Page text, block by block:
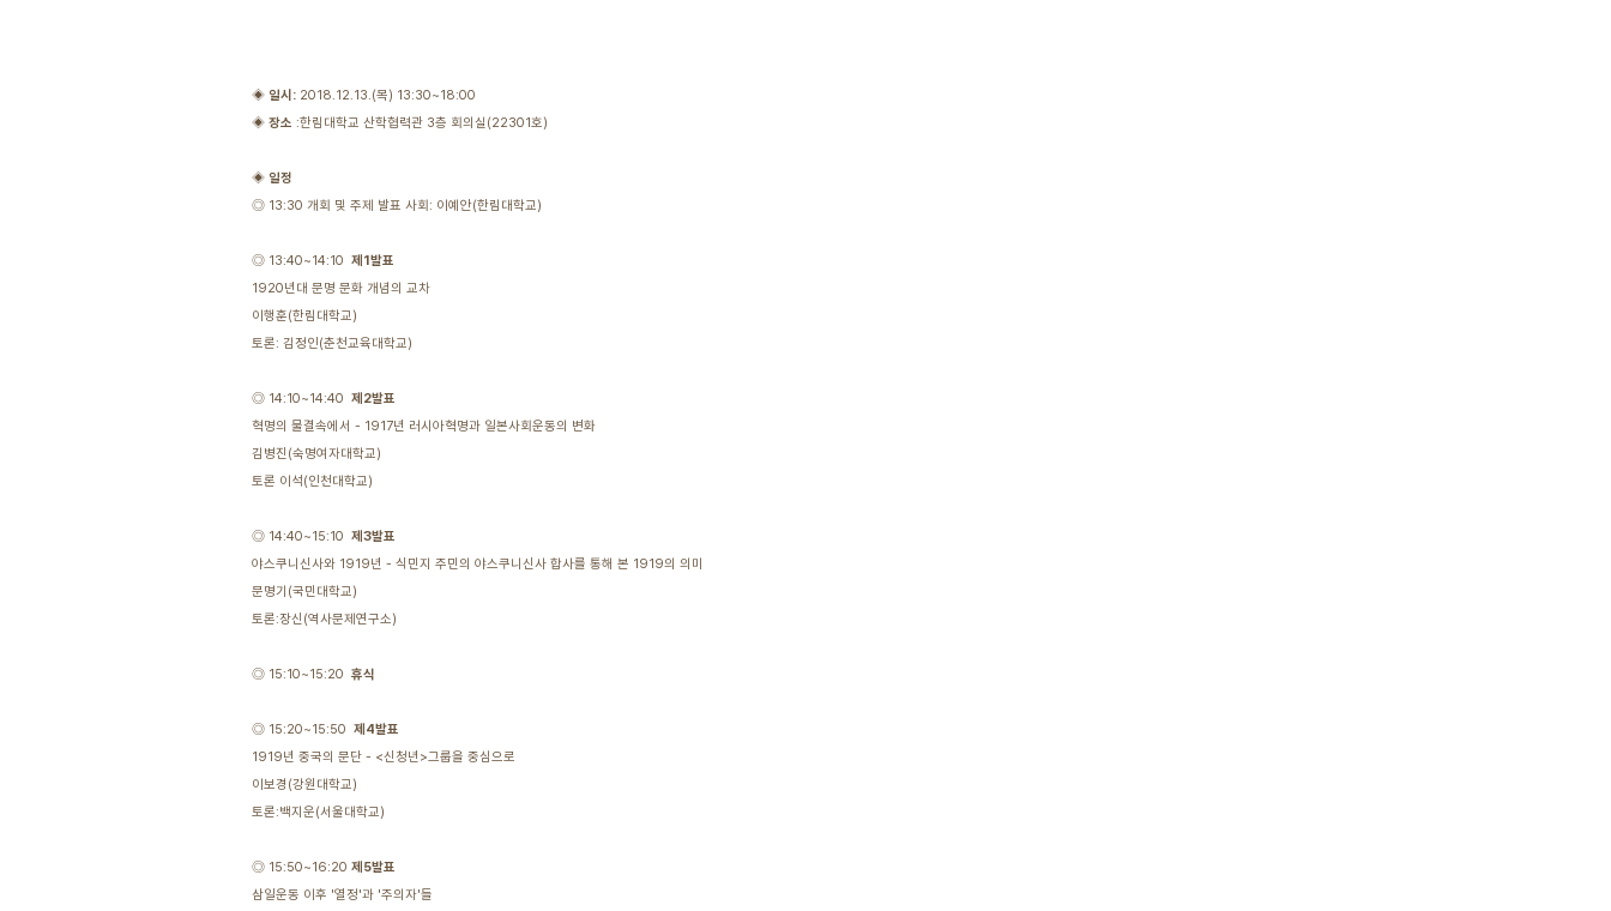
◈ 일시: 2018.12.13.(목) 13:30~18:00
◈ 장소 :한림대학교 산학협력관 3층 회의실(22301호)
◈ 일정
◎ 13:30 개회 및 주제 발표 사회: 이예안(한림대학교)
◎ 13:40~14:10 제1발표
1920년대 문명 문화 개념의 교차
이행훈(한림대학교)
토론: 김정인(춘천교육대학교)
◎ 14:10~14:40 제2발표
혁명의 물결속에서 - 1917년 러시아혁명과 일본사회운동의 변화
김병진(숙명여자대학교)
토론 이석(인천대학교)
◎ 14:40~15:10 제3발표
야스쿠니신사와 1919년 - 식민지 주민의 야스쿠니신사 합사를 통해 본 1919의 의미
문명기(국민대학교)
토론:장신(역사문제연구소)
◎ 15:10~15:20 휴식
◎ 15:20~15:50 제4발표
1919년 중국의 문단 - <신청년>그룹을 중심으로
이보경(강원대학교)
토론:백지운(서울대학교)
◎ 15:50~16:20 제5발표
삼일운동 이후 '열정'과 '주의자'들